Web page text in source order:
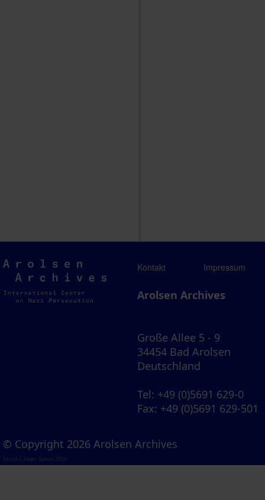
Arolsen
Archives
Kontakt Impressum
Arolsen Archives
Große Allee 5 - 9
34454 Bad Arolsen
Deutschland
Tel: +49 (0)5691 629-0
Fax: +49 (0)5691 629-501
© Copyright 2026 Arolsen Archives
Visual Library Server 2026